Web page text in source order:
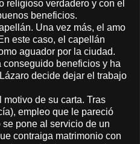
religioso verdadero y con el
beneficios.
Una vez más, el amo
este caso, el capellán
aguador por la ciudad.
beneficios y ha
decide dejar el trabajo
motivo de su carta. Tras
empleo que le pareció
pone al servicio de un
contraiga matrimonio con